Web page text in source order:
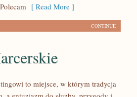
[ Read More ]
CONTINUE
to miejsce, w którym tradycja